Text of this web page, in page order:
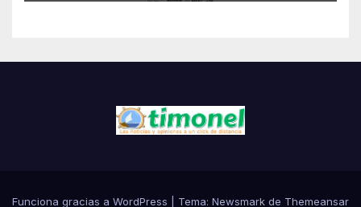
Funciona gracias a WordPress Tema: Newsmark de Themeansar